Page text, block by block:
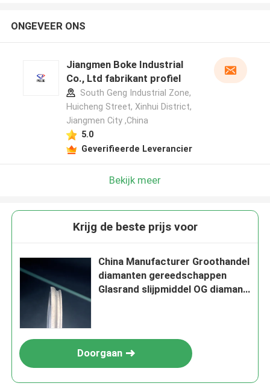
We bellen je snel terug!
ONGEVEER ONS
Jiangmen Boke Industrial
Co., Ltd fabrikant profiel
South Geng Industrial Zone,
Huicheng Street, Xinhui District,
Jiangmen City ,China
5.0
Geverifieerde Leverancier
Bekijk meer
Krijg de beste prijs voor
China Manufacturer Groothandel
diamanten gereedschappen
Glasrand slijpmiddel OG diamant
Doorgaan